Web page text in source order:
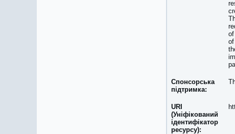
Спонсорська
підтримка:
URI
(Уніфікований
ідентифікатор
ресурсу):